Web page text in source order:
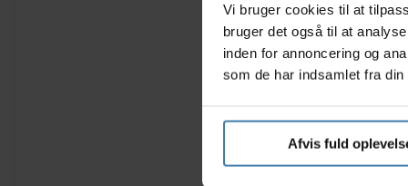
Vi bruger cookies til at
bruger det også til at
inden for annoncering og
som de har indsamlet fra
Afvis fuld
1
3
1 l-nøgle
1
1